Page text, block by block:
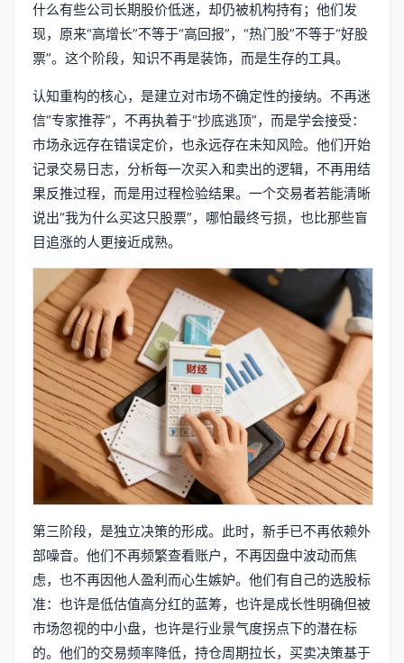
什么有些公司长期股价低迷，却仍被机构持有；他们发
现，原来“高增长”不等于“高回报”，“热门股”不等于“好股
票”。这个阶段，知识不再是装饰，而是生存的工具。
认知重构的核心，是建立对市场不确定性的接纳。不再迷
信“专家推荐”，不再执着于“抄底逃顶”，而是学会接受：
市场永远存在错误定价，也永远存在未知风险。他们开始
记录交易日志，分析每一次买入和卖出的逻辑，不再用结
果反推过程，而是用过程检验结果。一个交易者若能清晰
说出“我为什么买这只股票”，哪怕最终亏损，也比那些盲
目追涨的人更接近成熟。
第三阶段，是独立决策的形成。此时，新手已不再依赖外
部噪音。他们不再频繁查看账户，不再因盘中波动而焦
虑，也不再因他人盈利而心生嫉妒。他们有自己的选股标
准：也许是低估值高分红的蓝筹，也许是成长性明确但被
市场忽视的中小盘，也许是行业景气度拐点下的潜在标
的。他们的交易频率降低，持仓周期拉长，买卖决策基于